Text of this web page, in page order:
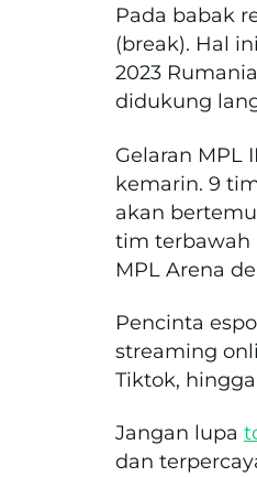
Pada babak
(break). Hal
2023
didukung
Gelaran MPL
kemarin. 9
akan
tim terbawah
MPL Arena
Pencinta
streaming
Tiktok, hingga
Jangan lupa
dan